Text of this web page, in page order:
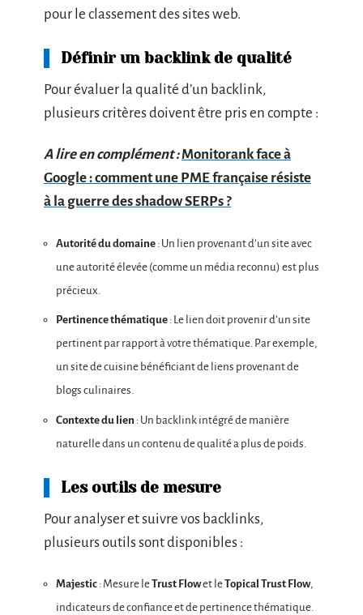
pour le classement des sites web.
Définir un backlink de qualité
Pour évaluer la qualité d’un backlink,
plusieurs critères doivent être pris en compte :
A lire en complément : Monitorank face à
Google : comment une PME française résiste
à la guerre des shadow SERPs ?
Autorité du domaine : Un lien provenant d’un site avec
une autorité élevée (comme un média reconnu) est plus
précieux.
Pertinence thématique : Le lien doit provenir d’un site
pertinent par rapport à votre thématique. Par exemple,
un site de cuisine bénéficiant de liens provenant de
blogs culinaires.
Contexte du lien : Un backlink intégré de manière
naturelle dans un contenu de qualité a plus de poids.
Les outils de mesure
Pour analyser et suivre vos backlinks,
plusieurs outils sont disponibles :
Majestic : Mesure leTrust Flowet leTopical Trust Flow,
indicateurs de confiance et de pertinence thématique.